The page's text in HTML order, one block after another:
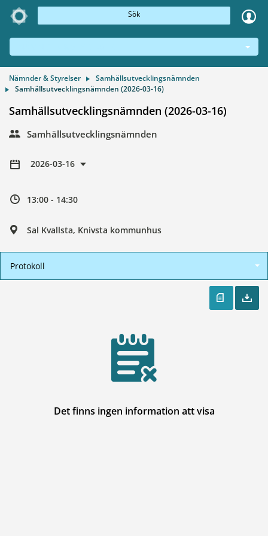
Sök
Nämnder & Styrelser
Samhällsutvecklingsnämnden
Samhällsutvecklingsnämnden (2026-03-16)
Samhällsutvecklingsnämnden (2026-03-16)
Samhällsutvecklingsnämnden
2026-03-16
13:00 - 14:30
Sal Kvallsta, Knivsta kommunhus
Protokoll
Det finns ingen information att visa